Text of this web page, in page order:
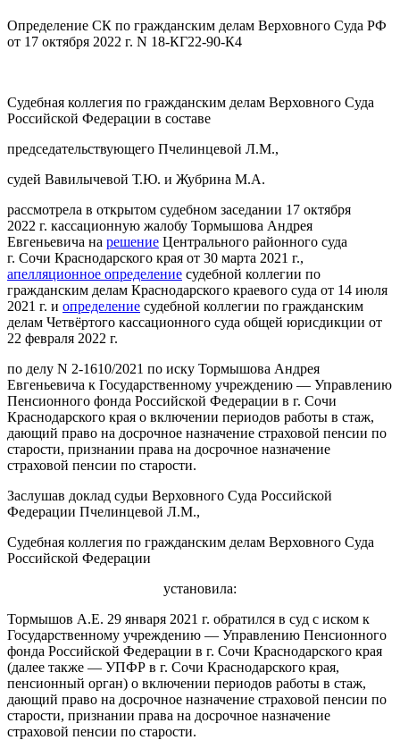
Определение СК по гражданским делам Верховного Суда РФ
от 17 октября 2022 г. N 18-КГ22-90-К4
Судебная коллегия по гражданским делам Верховного Суда
Российской Федерации в составе
председательствующего Пчелинцевой Л.М.,
судей Вавилычевой Т.Ю. и Жубрина М.А.
рассмотрела в открытом судебном заседании 17 октября
2022 г. кассационную жалобу Тормышова Андрея
Евгеньевича на решение Центрального районного суда
г. Сочи Краснодарского края от 30 марта 2021 г.,
апелляционное определение судебной коллегии по
гражданским делам Краснодарского краевого суда от 14 июля
2021 г. и определение судебной коллегии по гражданским
делам Четвёртого кассационного суда общей юрисдикции от
22 февраля 2022 г.
по делу N 2-1610/2021 по иску Тормышова Андрея
Евгеньевича к Государственному учреждению — Управлению
Пенсионного фонда Российской Федерации в г. Сочи
Краснодарского края о включении периодов работы в стаж,
дающий право на досрочное назначение страховой пенсии по
старости, признании права на досрочное назначение
страховой пенсии по старости.
Заслушав доклад судьи Верховного Суда Российской
Федерации Пчелинцевой Л.М.,
Судебная коллегия по гражданским делам Верховного Суда
Российской Федерации
установила:
Тормышов А.Е. 29 января 2021 г. обратился в суд с иском к
Государственному учреждению — Управлению Пенсионного
фонда Российской Федерации в г. Сочи Краснодарского края
(далее также — УПФР в г. Сочи Краснодарского края,
пенсионный орган) о включении периодов работы в стаж,
дающий право на досрочное назначение страховой пенсии по
старости, признании права на досрочное назначение
страховой пенсии по старости.